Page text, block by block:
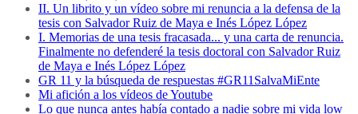
II. Un librito y un vídeo sobre mi renuncia a la defensa de la
tesis con Salvador Ruiz de Maya e Inés López López
I. Memorias de una tesis fracasada... y una carta de renuncia.
Finalmente no defenderé la tesis doctoral con Salvador Ruiz
de Maya e Inés López López
GR 11 y la búsqueda de respuestas #GR11SalvaMiEnte
Mi afición a los vídeos de Youtube
Lo que nunca antes había contado a nadie sobre mi vida low